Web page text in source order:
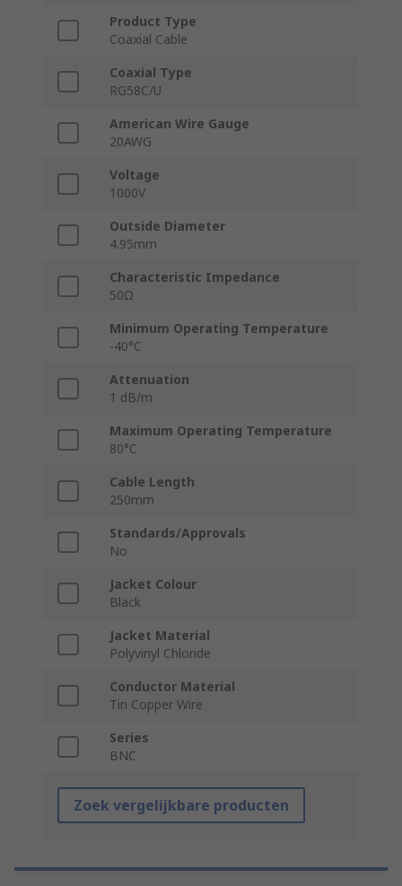
Product Type
Coaxial Cable
Coaxial Type
RG58C/U
American Wire Gauge
20AWG
Voltage
1000V
Outside Diameter
4.95mm
Characteristic Impedance
50Ω
Minimum Operating Temperature
-40°C
Attenuation
1 dB/m
Maximum Operating Temperature
80°C
Cable Length
250mm
Standards/Approvals
No
Jacket Colour
Black
Jacket Material
Polyvinyl Chloride
Conductor Material
Tin Copper Wire
Series
BNC
Zoek vergelijkbare producten